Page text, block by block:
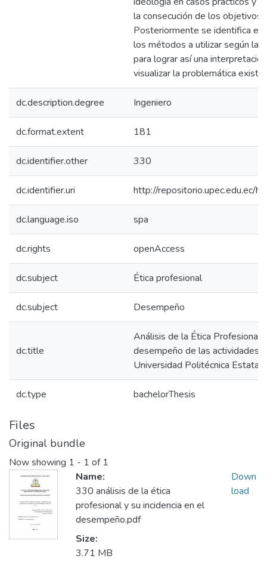
la consecución de los objetivos
Posteriormente se identifica el
los métodos a utilizar según la
para lograr así una
visualizar la problemática
dc.description.degree Ingeniero
dc.format.extent 181
dc.identifier.other 330
dc.identifier.uri http://repositorio.upec.edu.ec/
dc.language.iso spa
dc.rights openAccess
dc.subject Ética profesional
dc.subject Desempeño
dc.title
Análisis de la Ética Profesional
desempeño de las actividades
Universidad Politécnica Estatal
dc.type bachelorThesis
Files
Original bundle
Now showing 1 - 1 of 1
Name:
330 análisis de la ética
profesional y su incidencia en el
desempeño.pdf
Size:
3.71 MB
Down
load